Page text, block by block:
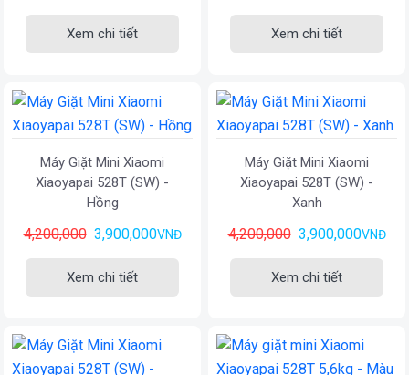
Xem chi tiết Xem chi tiết
Máy Giặt Mini Xiaomi
Xiaoyapai 528T (SW) -
Hồng
4,200,000 3,900,000VNĐ
Xem chi tiết
Máy Giặt Mini Xiaomi
Xiaoyapai 528T (SW) -
Xanh
4,200,000 3,900,000VNĐ
Xem chi tiết